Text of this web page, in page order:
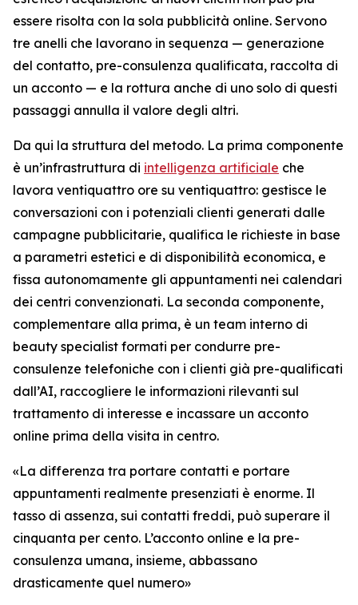
essere risolta con la sola pubblicità online. Servono
tre anelli che lavorano in sequenza — generazione
del contatto, pre-consulenza qualificata, raccolta di
un acconto — e la rottura anche di uno solo di questi
passaggi annulla il valore degli altri.
Da qui la struttura del metodo. La prima componente
è un’infrastruttura di intelligenza artificiale che
lavora ventiquattro ore su ventiquattro: gestisce le
conversazioni con i potenziali clienti generati dalle
campagne pubblicitarie, qualifica le richieste in base
a parametri estetici e di disponibilità economica, e
fissa autonomamente gli appuntamenti nei calendari
dei centri convenzionati. La seconda componente,
complementare alla prima, è un team interno di
beauty specialist formati per condurre pre-
consulenze telefoniche con i clienti già pre-qualificati
dall’AI, raccogliere le informazioni rilevanti sul
trattamento di interesse e incassare un acconto
online prima della visita in centro.
«La differenza tra portare contatti e portare
appuntamenti realmente presenziati è enorme. Il
tasso di assenza, sui contatti freddi, può superare il
cinquanta per cento. L’acconto online e la pre-
consulenza umana, insieme, abbassano
drasticamente quel numero»